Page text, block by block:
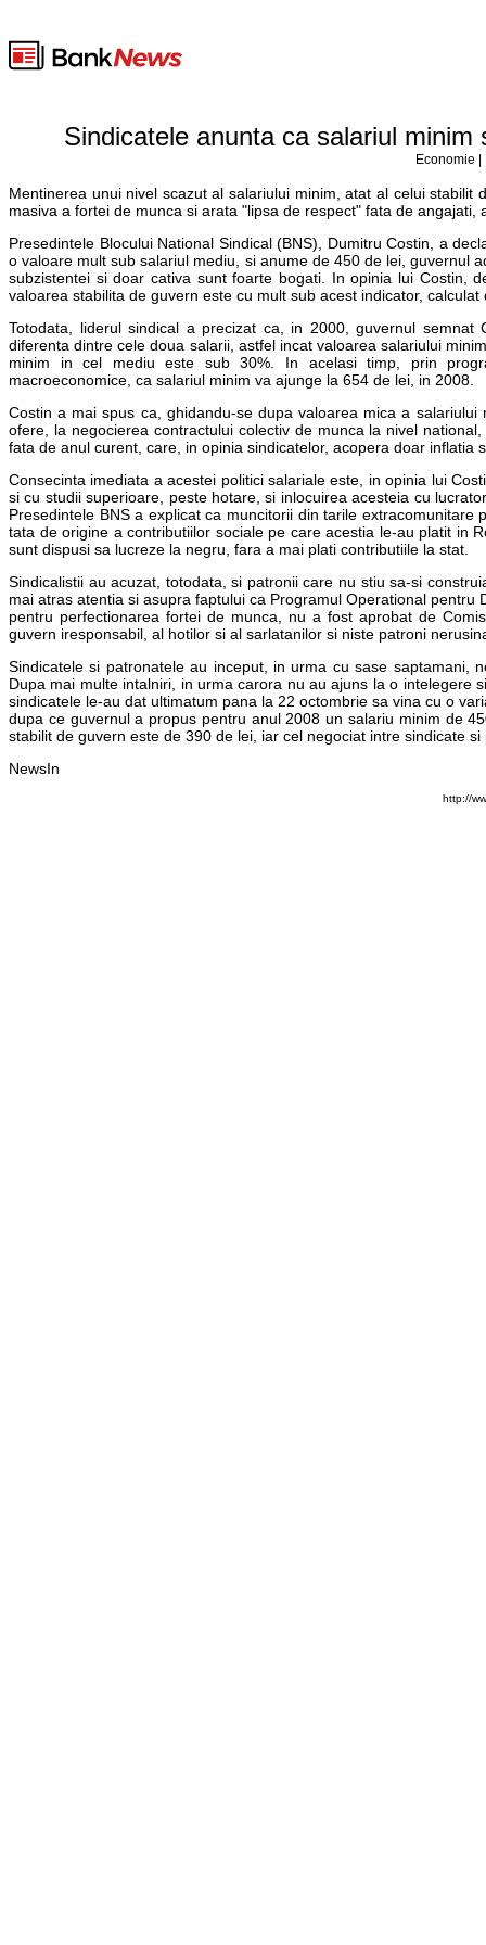
Sindicatele anunta ca salariul
Economie
Mentinerea unui nivel scazut al salariului minim, atat al celui
masiva a fortei de munca si arata "lipsa de respect" fata de
Presedintele Blocului National Sindical (BNS), Dumitru Costin, a
o valoare mult sub salariul mediu, si anume de 450 de lei, guvernul
subzistentei si doar cativa sunt foarte bogati. In opinia lui Costin,
valoarea stabilita de guvern este cu mult sub acest indicator,
Totodata, liderul sindical a precizat ca, in 2000, guvernul
diferenta dintre cele doua salarii, astfel incat valoarea salariului
minim in cel mediu este sub 30%. In acelasi timp, prin
macroeconomice, ca salariul minim va ajunge la 654 de lei, in 2008.
Costin a mai spus ca, ghidandu-se dupa valoarea mica a
ofere, la negocierea contractului colectiv de munca la nivel
fata de anul curent, care, in opinia sindicatelor, acopera doar
Consecinta imediata a acestei politici salariale este, in opinia lui
si cu studii superioare, peste hotare, si inlocuirea acesteia cu
Presedintele BNS a explicat ca muncitorii din tarile
tata de origine a contributiilor sociale pe care acestia le-au platit in
sunt dispusi sa lucreze la negru, fara a mai plati contributiile la stat.
Sindicalistii au acuzat, totodata, si patronii care nu stiu sa-si
mai atras atentia si asupra faptului ca Programul Operational
pentru perfectionarea fortei de munca, nu a fost aprobat de
guvern iresponsabil, al hotilor si al sarlatanilor si niste patroni
Sindicatele si patronatele au inceput, in urma cu sase saptamani,
Dupa mai multe intalniri, in urma carora nu au ajuns la o intelegere
sindicatele le-au dat ultimatum pana la 22 octombrie sa vina cu o
dupa ce guvernul a propus pentru anul 2008 un salariu minim de
stabilit de guvern este de 390 de lei, iar cel negociat intre sindicate
NewsIn
http://